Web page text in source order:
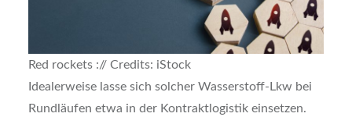
Red rockets :// Cre­dits: iStock
Idea­ler­wei­se las­se sich sol­cher Was­ser­stoff-Lkw bei
Rund­läu­fen etwa in der Kon­trakt­lo­gis­tik ein­set­zen.